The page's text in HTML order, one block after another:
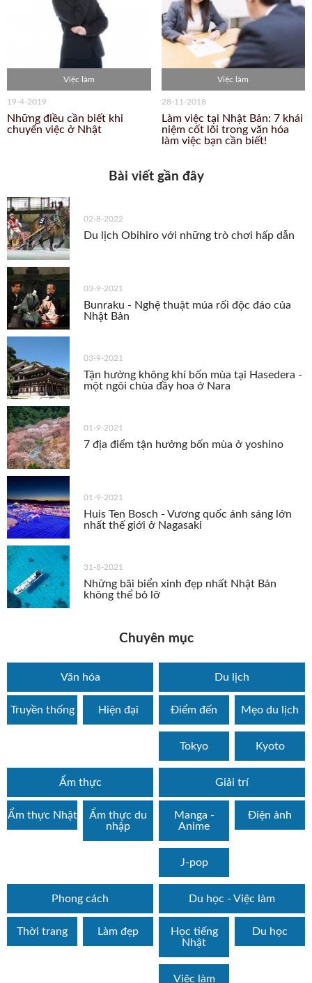
Việc làm
19-4-2019
Những điều cần biết khi
chuyển việc ở Nhật
Việc làm
28-11-2018
Làm việc tại Nhật Bản: 7 khái
niệm cốt lõi trong văn hóa
làm việc bạn cần biết!
Bài viết gần đây
02-8-2022
Du lịch Obihiro với những trò chơi hấp dẫn
03-9-2021
Bunraku - Nghệ thuật múa rối độc đáo của
Nhật Bản
03-9-2021
Tận hưởng không khí bốn mùa tại Hasedera -
một ngôi chùa đầy hoa ở Nara
01-9-2021
7 địa điểm tận hưởng bốn mùa ở yoshino
01-9-2021
Huis Ten Bosch - Vương quốc ánh sáng lớn
nhất thế giới ở Nagasaki
31-8-2021
Những bãi biển xinh đẹp nhất Nhật Bản
không thể bỏ lỡ
Chuyên mục
Văn hóa
Truyền thống Hiện đại
Du lịch
Điểm đến Mẹo du lịch
Tokyo Kyoto
Ẩm thực
Ẩm thực Nhật
Ẩm thực du
nhập
Giải trí
Manga -
Anime
Điện ảnh
J-pop
Phong cách
Thời trang Làm đẹp
Du học - Việc làm
Học tiếng
Nhật
Du học
Việc làm